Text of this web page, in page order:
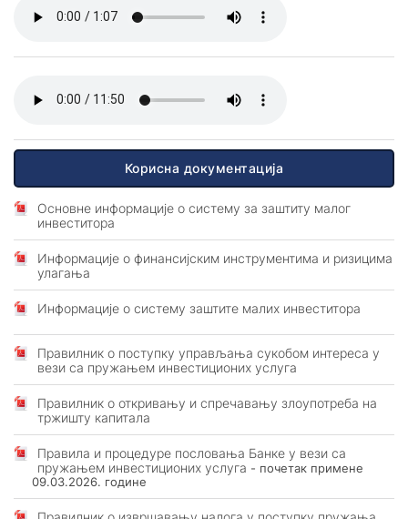
Трајни налог
Трансфери новца
Издавање сефова
Самоуслужна зона 24/7
Промена платног рачуна
Изводи по рачуну
ТАРИФА НАКНАДА
КАМАТНЕ СТОПЕ
ОПШТИ УСЛОВИ ПОСЛОВАЊА
ПРЕГЛЕД УСЛУГА И НАКНАДА
Корисна документација
Основне информације о систему за заштиту малог
инвеститора
Информације о финансијским инструментима и ризицима
улагања
Информације о систему заштите малих инвеститора
Правилник о поступку управљања сукобом интереса у
вези са пружањем инвестиционих услуга
Правилник о откривању и спречавању злоупотреба на
тржишту капитала
Правила и процедуре пословања Банке у вези са
пружањем инвестиционих услуга - почетак примене
09.03.2026. године